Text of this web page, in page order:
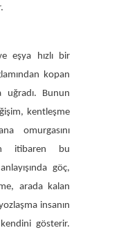
eşya hızlı bir
kopan
uğradı. Bunun
kentleşme
omurgasını
itibaren bu
göç,
arada kalan
insanın
gösterir.